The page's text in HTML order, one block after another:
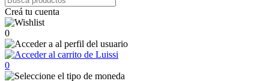
Creá tu cuenta
0
0